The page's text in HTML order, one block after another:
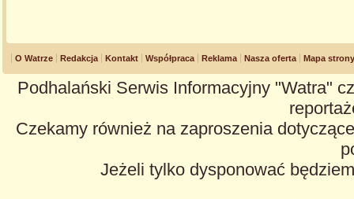
O Watrze Redakcja Kontakt Współpraca Reklama Nasza oferta Mapa strony
Podhalański Serwis Informacyjny "Watra"
Czekamy również na zaproszenia
Jeżeli tylko dysponować